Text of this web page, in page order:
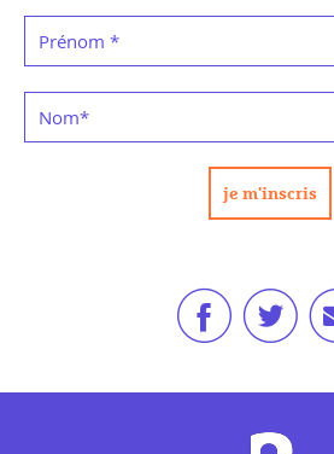
Prénom *
Nom*